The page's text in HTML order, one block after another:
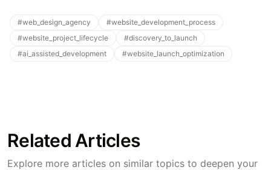
#web_design_agency #website_development_process
#website_project_lifecycle #discovery_to_launch
#ai_assisted_development #website_launch_optimization
Related Articles
Explore more articles on similar topics to deepen your